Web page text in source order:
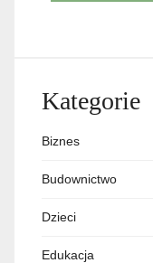
Kategorie
Biznes
Budownictwo
Dzieci
Edukacja